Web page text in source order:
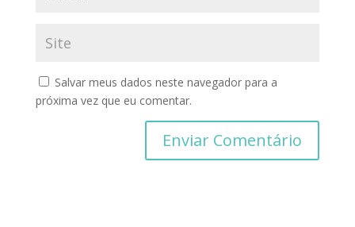
Salvar meus dados neste navegador para a
próxima vez que eu comentar.